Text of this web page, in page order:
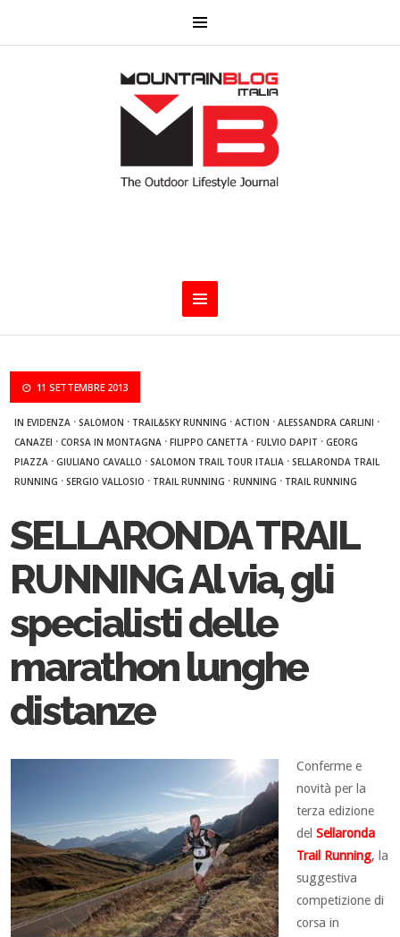
11 SETTEMBRE 2013
IN EVIDENZA ·SALOMON · TRAIL&SKY RUNNING ·ACTION ·ALESSANDRA CARLINI ·
CANAZEI ·CORSA IN MONTAGNA ·FILIPPO CANETTA ·FULVIO DAPIT ·GEORG
PIAZZA ·GIULIANO CAVALLO ·SALOMON TRAIL TOUR ITALIA ·SELLARONDA TRAIL
RUNNING ·SERGIO VALLOSIO · TRAIL RUNNING ·RUNNING · TRAIL RUNNING
SELLARONDA TRAIL
RUNNING Al via, gli
specialisti delle
marathon lunghe
distanze
Conferme e
novità per la
terza edizione
delSellaronda
Trail Running, la
suggestiva
competizione di
corsa in